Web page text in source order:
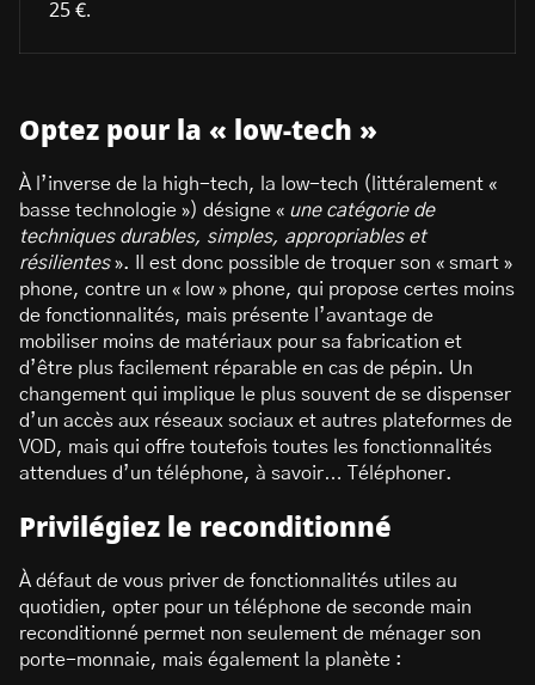
25 €.
Optez pour la « low-tech »
À l’inverse de la high-tech, la low-tech (littéralement «
basse technologie ») désigne « une catégorie de
techniques durables, simples, appropriables et
résilientes». Il est donc possible de troquer son « smart »
phone, contre un « low » phone, qui propose certes moins
de fonctionnalités, mais présente l’avantage de
mobiliser moins de matériaux pour sa fabrication et
d’être plus facilement réparable en cas de pépin. Un
changement qui implique le plus souvent de se dispenser
d’un accès aux réseaux sociaux et autres plateformes de
VOD, mais qui offre toutefois toutes les fonctionnalités
attendues d’un téléphone, à savoir… Téléphoner.
Privilégiez le reconditionné
À défaut de vous priver de fonctionnalités utiles au
quotidien, opter pour un téléphone de seconde main
reconditionné permet non seulement de ménager son
porte-monnaie, mais également la planète :